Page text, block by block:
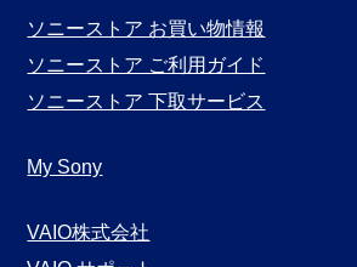
ソニーストア お買い物情報
ソニーストア ご利用ガイド
ソニーストア 下取サービス
My Sony
VAIO株式会社